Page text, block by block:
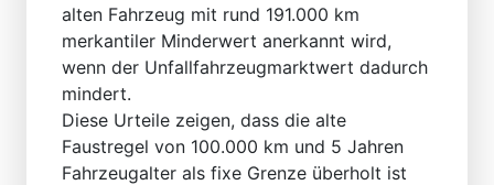
alten Fahrzeug mit rund 191.000 km
merkantiler Minderwert anerkannt wird,
wenn der Unfallfahrzeugmarktwert dadurch
mindert.
Diese Urteile zeigen, dass die alte
Faustregel von 100.000 km und 5 Jahren
Fahrzeugalter als fixe Grenze überholt ist